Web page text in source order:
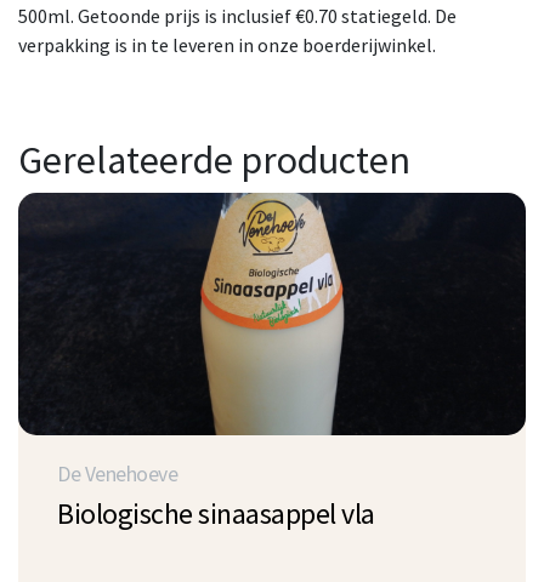
500ml. Getoonde prijs is inclusief €0.70 statiegeld. De
verpakking is in te leveren in onze boerderijwinkel.
Gerelateerde producten
De Venehoeve
Biologische sinaasappel vla